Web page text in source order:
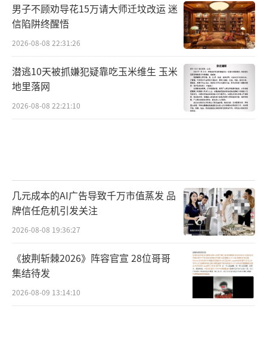
男子不顾劝导花15万请大师迁坟改运 迷
信陷阱终醒悟
2026-08-08 22:31:26
潜逃10天被抓嫌犯疑靠吃玉米维生 玉米
地里落网
2026-08-08 22:21:10
几元成本的AI广告导致千万市值蒸发 品
牌信任危机引发关注
2026-08-08 19:36:27
《披荆斩棘2026》阵容官宣 28位哥哥
集结待发
2026-08-09 13:14:10